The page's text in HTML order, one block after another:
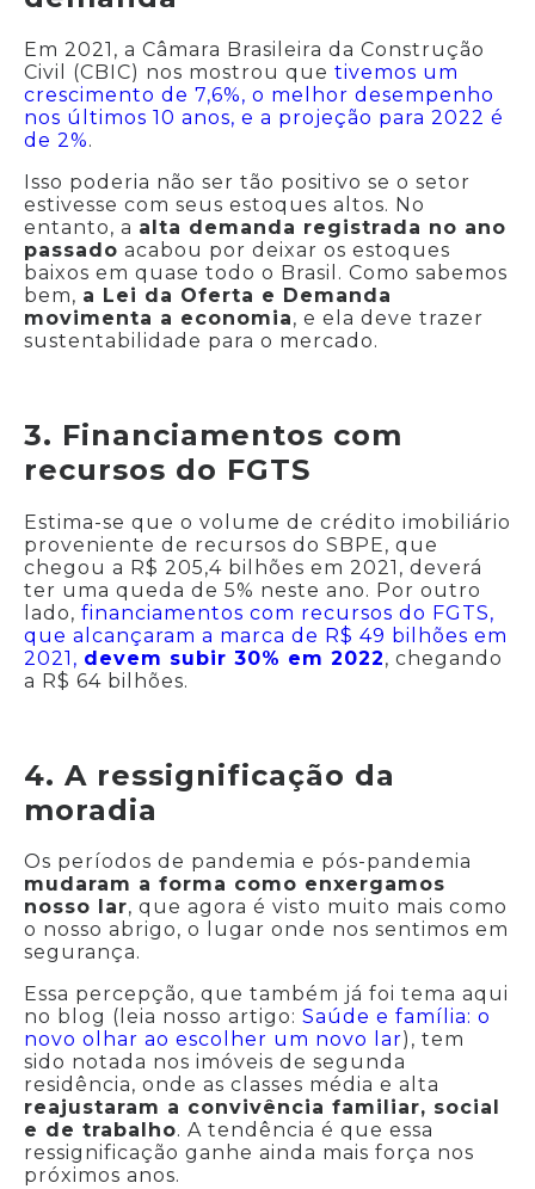
Em 2021, a Câmara Brasileira da Construção
Civil (CBIC) nos mostrou que tivemos um
crescimento de 7,6%, o melhor desempenho
nos últimos 10 anos, e a projeção para 2022 é
de 2%.
Isso poderia não ser tão positivo se o setor
estivesse com seus estoques altos. No
entanto, a alta demanda registrada no ano
passado acabou por deixar os estoques
baixos em quase todo o Brasil. Como sabemos
bem, a Lei da Oferta e Demanda
movimenta a economia, e ela deve trazer
sustentabilidade para o mercado.
3. Financiamentos com
recursos do FGTS
Estima-se que o volume de crédito imobiliário
proveniente de recursos do SBPE, que
chegou a R$ 205,4 bilhões em 2021, deverá
ter uma queda de 5% neste ano. Por outro
lado, financiamentos com recursos do FGTS,
que alcançaram a marca de R$ 49 bilhões em
2021, devem subir 30% em 2022, chegando
a R$ 64 bilhões.
4. A ressignificação da
moradia
Os períodos de pandemia e pós-pandemia
mudaram a forma como enxergamos
nosso lar, que agora é visto muito mais como
o nosso abrigo, o lugar onde nos sentimos em
segurança.
Essa percepção, que também já foi tema aqui
no blog (leia nosso artigo: Saúde e família: o
novo olhar ao escolher um novo lar), tem
sido notada nos imóveis de segunda
residência, onde as classes média e alta
reajustaram a convivência familiar, social
e de trabalho. A tendência é que essa
ressignificação ganhe ainda mais força nos
próximos anos.